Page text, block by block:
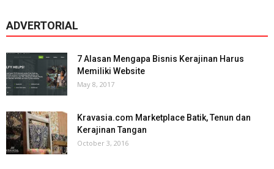
ADVERTORIAL
7 Alasan Mengapa Bisnis Kerajinan Harus
Memiliki Website
May 8, 2017
Kravasia.com Marketplace Batik, Tenun dan
Kerajinan Tangan
October 3, 2016